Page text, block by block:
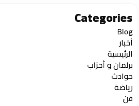
Categories
Blog
أخبار
الرئيسية
برلمان و أحزاب
حوادث
رياضة
فن